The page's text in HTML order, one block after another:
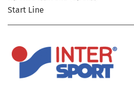
Start Line